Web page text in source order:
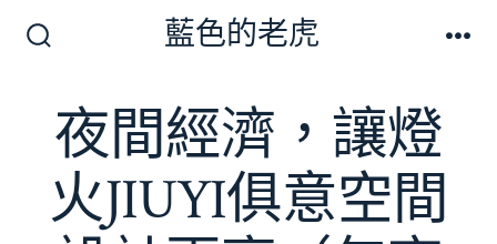
切
換
開
藍色的老虎
夜間經濟，讓燈
火JIUYI俱意空間